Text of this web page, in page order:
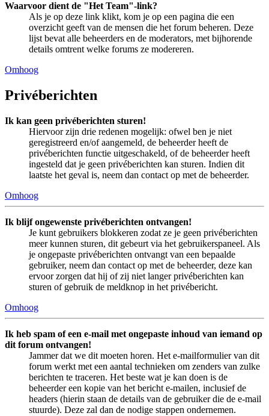
Waarvoor dient de "Het Team"-link?
Als je op deze link klikt, kom je op een pagina die een
overzicht geeft van de mensen die het forum beheren. Deze
lijst bevat alle beheerders en de moderators, met bijhorende
details omtrent welke forums ze modereren.
Omhoog
Privéberichten
Ik kan geen privéberichten sturen!
Hiervoor zijn drie redenen mogelijk: ofwel ben je niet
geregistreerd en/of aangemeld, de beheerder heeft de
privéberichten functie uitgeschakeld, of de beheerder heeft
ingesteld dat je geen privéberichten kan sturen. Indien dit
laatste het geval is, neem dan contact op met de beheerder.
Omhoog
Ik blijf ongewenste privéberichten ontvangen!
Je kunt gebruikers blokkeren zodat ze je geen privéberichten
meer kunnen sturen, dit gebeurt via het gebruikerspaneel. Als
je ongepaste privéberichten ontvangt van een bepaalde
gebruiker, neem dan contact op met de beheerder, deze kan
ervoor zorgen dat hij of zij niet langer privéberichten kan
sturen of gebruik de meldknop in het privébericht.
Omhoog
Ik heb spam of een e-mail met ongepaste inhoud van iemand op
dit forum ontvangen!
Jammer dat we dit moeten horen. Het e-mailformulier van dit
forum werkt met een aantal technieken om zenders van zulke
berichten te traceren. Het beste wat je kan doen is de
beheerder een kopie van het bericht e-mailen, inclusief de
headers (hierin staan de details van de gebruiker die de e-mail
stuurde). Deze zal dan de nodige stappen ondernemen.